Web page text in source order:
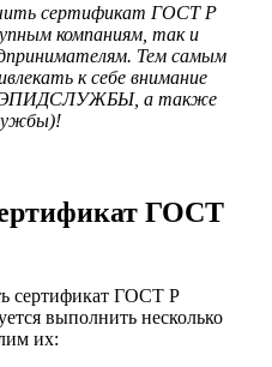
сертификат ГОСТ Р
компаниям, так и
Тем самым
к себе внимание
а также
ГОСТ
сертификат ГОСТ Р
выполнить несколько
их: